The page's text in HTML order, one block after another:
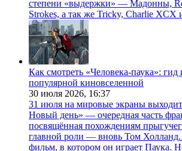
степени «выдержки» — Мадонны,
Strokes, а так же Tricky, Charlie XCX
Как смотреть «Человека-паука»:
популярной киновселенной
30 июля 2026, 16:37
31 июля на мировые экраны
Новый день» — очередная часть
посвящённая похождениям
главной роли — вновь Том
фильм, в котором он играет Паука.